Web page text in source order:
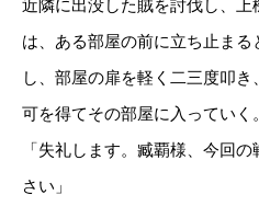
近隣に出没した賊を討伐し、
は、ある部屋の前に立ち止ま
し、部屋の扉を軽く二三度叩
可を得てその部屋に入っていく。
「失礼します。臧覇様、今回
さい」